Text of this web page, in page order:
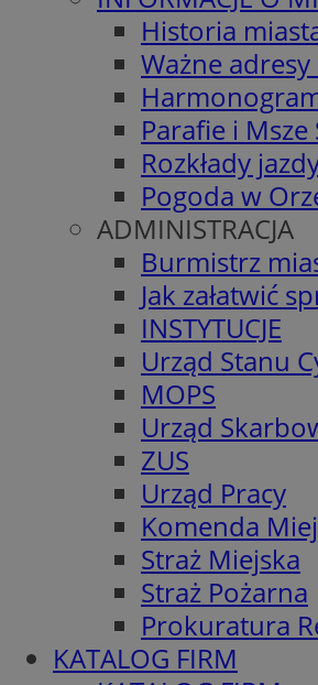
Historia
Ważne
Parafie i
Rozkłady
Pogoda w
ADMINISTRACJA
Burmistrz
Jak załatwić
INSTYTUCJE
Urząd Stanu
MOPS
Urząd
ZUS
Urząd Pracy
Komenda
Straż Miejska
Straż Pożarna
Prokuratura
KATALOG FIRM